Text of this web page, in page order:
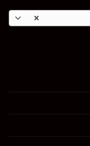
×